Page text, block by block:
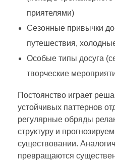
приятелями)
Сезонные привычки
путешествия,
Особые типы досуга
творческие
Постоянство играет
устойчивых паттернов
регулярные обряды
структуру и
существовании.
превращаются